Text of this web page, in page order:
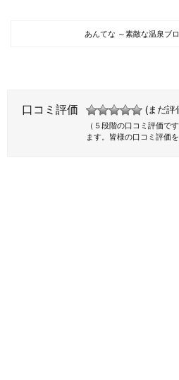
あんてな ～素敵な温泉ブ
口コミ評価 (まだ評
（５段階の口コミ評価で
ます。皆様の口コミ評価